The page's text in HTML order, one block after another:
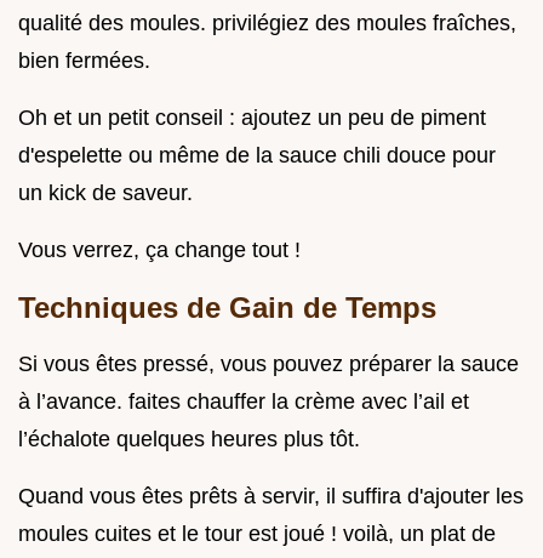
qualité des moules. privilégiez des moules fraîches,
bien fermées.
Oh et un petit conseil : ajoutez un peu de piment
d'espelette ou même de la sauce chili douce pour
un kick de saveur.
Vous verrez, ça change tout !
Techniques de Gain de Temps
Si vous êtes pressé, vous pouvez préparer la sauce
à l’avance. faites chauffer la crème avec l’ail et
l’échalote quelques heures plus tôt.
Quand vous êtes prêts à servir, il suffira d'ajouter les
moules cuites et le tour est joué ! voilà, un plat de